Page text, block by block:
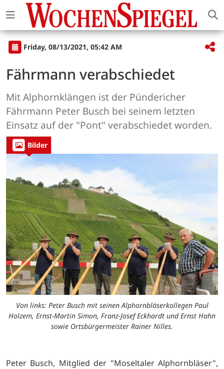
Friday, 08/13/2021, 05:42 AM
Fährmann verabschiedet
Mit Alphornklängen ist der Pündericher
Fährmann Peter Busch bei seinem letzten
Einsatz auf der "Pont" verabschiedet worden.
Bilder
Von links: Peter Busch mit seinen Alphornbläserkollegen Paul
Holzem, Ernst-Martin Simon, Franz-Josef Eckhardt und Ernst Hahn
sowie Ortsbürgermeister Rainer Nilles.
Peter Busch, Mitglied der "Moseltaler Alphornbläser",